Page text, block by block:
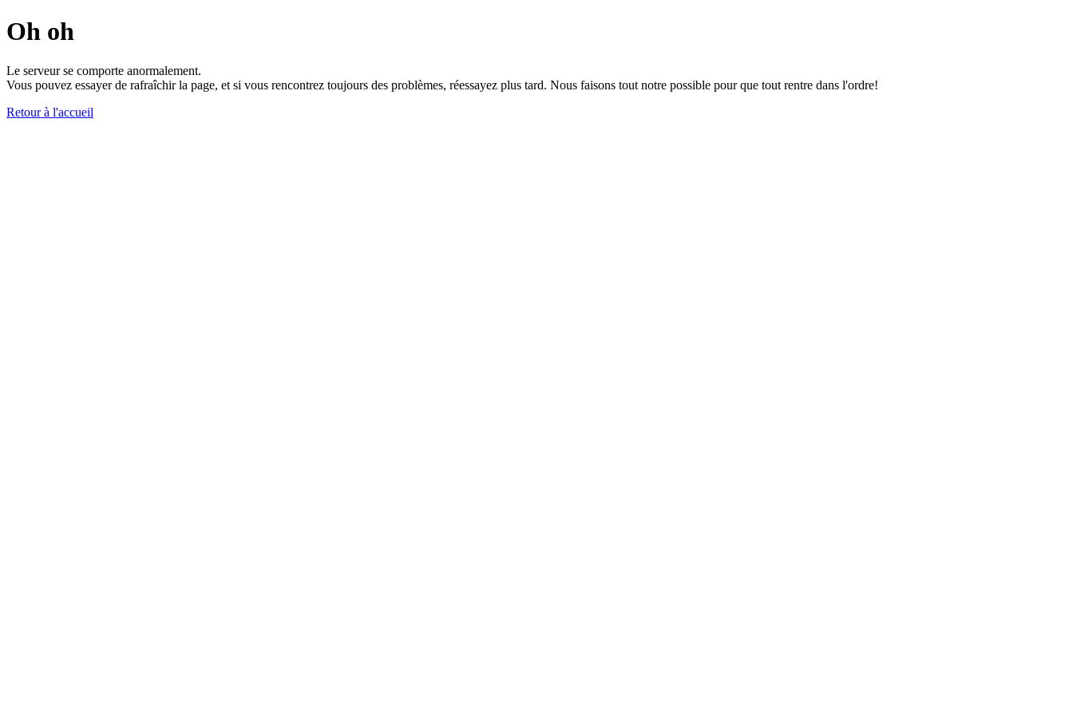
Oh oh
Le serveur se comporte anormalement.
Vous pouvez essayer de rafraîchir la page, et si vous rencontrez toujours des problèmes, réessayez plus tard. Nous faisons tout notre possible pour que tout rentre dans l'ordre!
Retour à l'accueil